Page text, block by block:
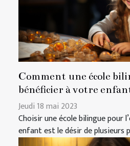
Comment une école
bénéficier à votre
Jeudi 18 mai 2023
Choisir une école bilingue pour
enfant est le désir de plusieurs